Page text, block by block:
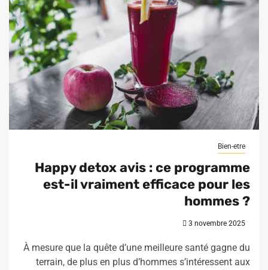
Bien-etre
Happy detox avis : ce programme
est-il vraiment efficace pour les
hommes ?
3 novembre 2025
À mesure que la quête d’une meilleure santé gagne du
terrain, de plus en plus d’hommes s’intéressent aux